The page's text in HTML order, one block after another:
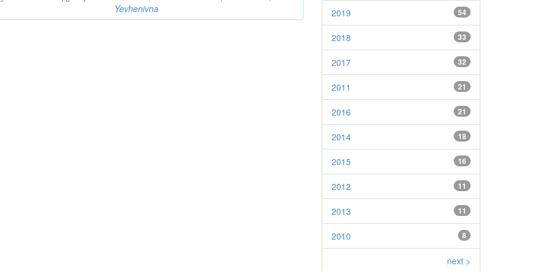
Yevhenivna
54
2019
33
2018
32
2017
21
2011
21
2016
18
2014
16
2015
11
2012
11
2013
8
2010
next >